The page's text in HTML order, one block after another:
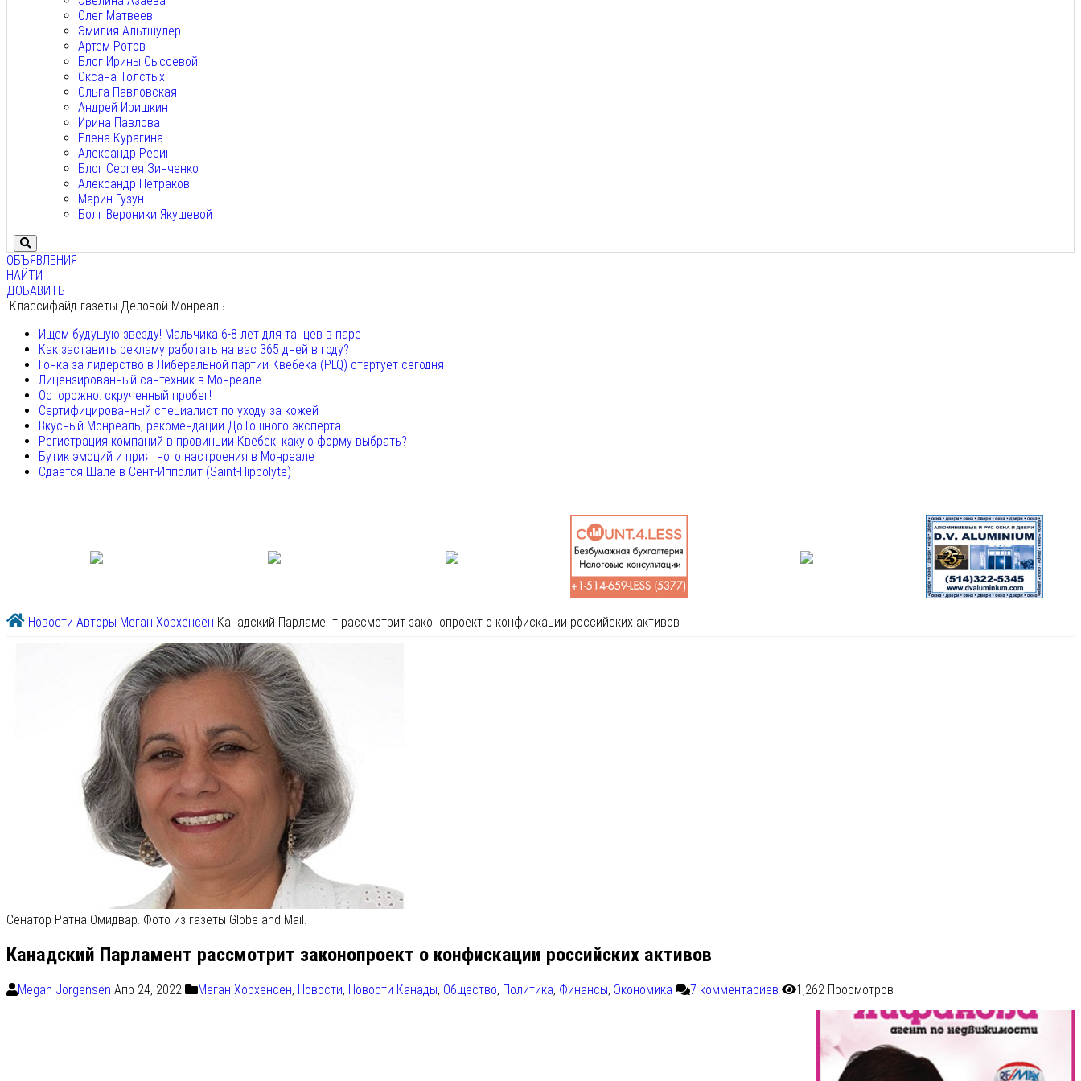
Олег Матвеев
Эмилия Альтшулер
Артем Ротов
Блог Ирины Сысоевой
Оксана Толстых
Ольга Павловская
Андрей Иришкин
Ирина Павлова
Елена Курагина
Александр Ресин
Блог Сергея Зинченко
Александр Петраков
Марин Гузун
Болг Вероники Якушевой
ОБЪЯВЛЕНИЯ
НАЙТИ
ДОБАВИТЬ
Классифайд газеты Деловой Монреаль
Ищем будущую звезду! Мальчика 6-8 лет для танцев в паре
Как заставить рекламу работать на вас 365 дней в году?
Гонка за лидерство в Либеральной партии Квебека (PLQ) стартует сегодня
Лицензированный сантехник в Монреале
Осторожно: скрученный пробег!
Сертифицированный специалист по уходу за кожей
Вкусный Монреаль, рекомендации ДоТошного эксперта
Регистрация компаний в провинции Квебек: какую форму выбрать?
Бутик эмоций и приятного настроения в Монреале
Сдаётся Шале в Сент-Ипполит (Saint-Hippolyte)
Новости Авторы Меган Хорхенсен Канадский Парламент рассмотрит законопроект о конфискации российских активов
Сенатор Ратна Омидвар. Фото из газеты Globe and Mail.
Канадский Парламент рассмотрит законопроект о конфискации российских активов
Megan Jorgensen Апр 24, 2022 Меган Хорхенсен, Новости, Новости Канады, Общество, Политика, Финансы, Экономика 7 комментариев 1,262 Просмотров